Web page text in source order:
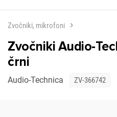
Zvočniki, mikrofoni
Zvočniki Audio-
črni
Audio-Technica ZV-366742